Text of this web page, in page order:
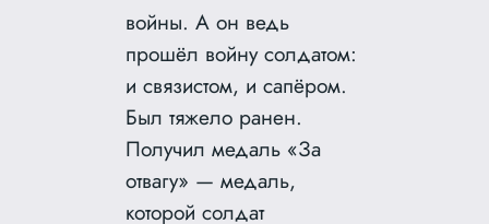
войны. А он ведь
прошёл войну солдатом:
и связистом, и сапёром.
Был тяжело ранен.
Получил медаль «За
отвагу» — медаль,
которой солдат